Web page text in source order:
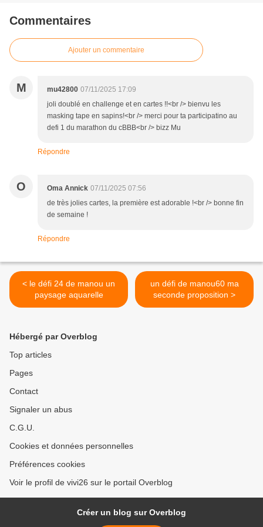
Commentaires
Ajouter un commentaire
M mu42800 07/11/2025 17:09
joli doublé en challenge et en cartes !!<br /> bienvu les
masking tape en sapins!<br /> merci pour ta participatino au
defi 1 du marathon du cBBB<br /> bizz Mu
Répondre
O Oma Annick 07/11/2025 07:56
de très jolies cartes, la première est adorable !<br /> bonne fin
de semaine !
Répondre
< le défi 24 de manou un
paysage aquarelle
un défi de manou60 ma
seconde proposition >
Hébergé par Overblog
Top articles
Pages
Contact
Signaler un abus
C.G.U.
Cookies et données personnelles
Préférences cookies
Voir le profil de vivi26 sur le portail Overblog
Créer un blog sur Overblog